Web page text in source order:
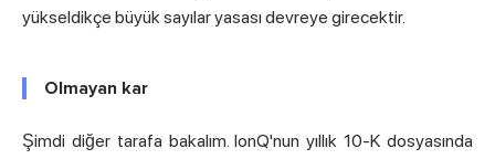
yükseldikçe büyük sayılar yasası devreye girecektir.
Olmayan kar
Şimdi diğer tarafa bakalım.IonQ'nun yıllık 10-K dosyasında